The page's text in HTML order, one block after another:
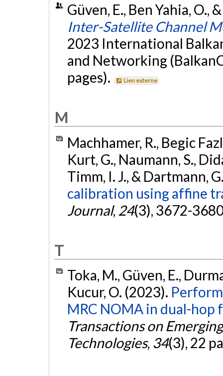
Güven, E., Ben Yahia, O.,
Inter-Satellite Channel
2023 International
and Networking
pages).
Lien externe
M
Machhamer, R., Begic
Kurt, G., Naumann, S.,
Timm, I. J., & Dartmann,
calibration using affine
Journal, 24(3), 3672-
T
Toka, M., Güven, E.,
Kucur, O. (2023).
MRC NOMA in dual-
Transactions on
Technologies, 34(3), 22